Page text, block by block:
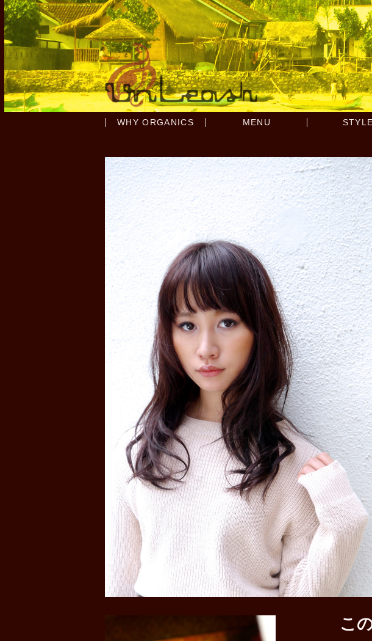
WHY ORGANICS MENU STYLE
こ